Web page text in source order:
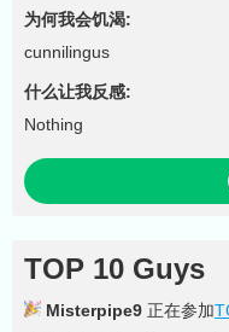
为何我会饥渴:
cunnilingus
什么让我反感:
Nothing
TOP 10 Guys
Misterpipe9 正在参加